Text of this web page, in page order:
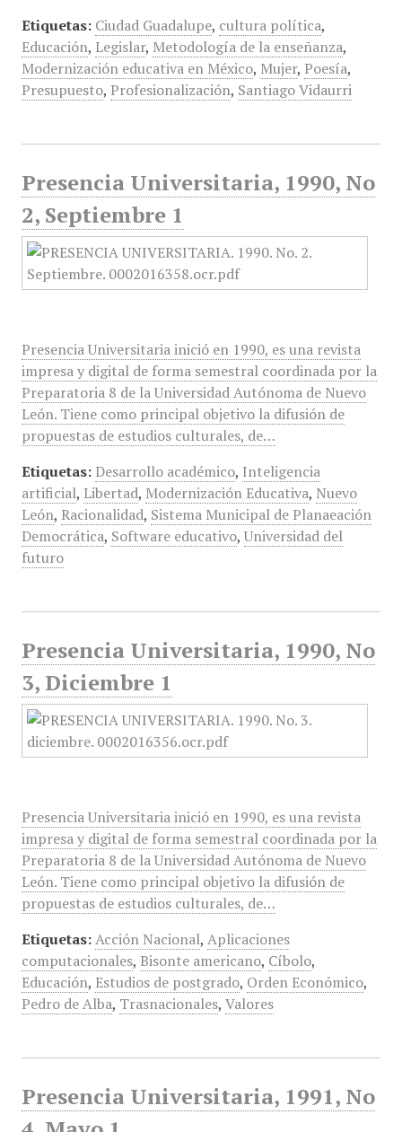
Etiquetas: Ciudad Guadalupe, cultura política,
Educación, Legislar, Metodología de la enseñanza,
Modernización educativa en México, Mujer, Poesía,
Presupuesto, Profesionalización, Santiago Vidaurri
Presencia Universitaria, 1990, No
2, Septiembre 1
Presencia Universitaria inició en 1990, es una revista
impresa y digital de forma semestral coordinada por la
Preparatoria 8 de la Universidad Autónoma de Nuevo
León. Tiene como principal objetivo la difusión de
propuestas de estudios culturales, de…
Etiquetas: Desarrollo académico, Inteligencia
artificial, Libertad, Modernización Educativa, Nuevo
León, Racionalidad, Sistema Municipal de Planaeación
Democrática, Software educativo, Universidad del
futuro
Presencia Universitaria, 1990, No
3, Diciembre 1
Presencia Universitaria inició en 1990, es una revista
impresa y digital de forma semestral coordinada por la
Preparatoria 8 de la Universidad Autónoma de Nuevo
León. Tiene como principal objetivo la difusión de
propuestas de estudios culturales, de…
Etiquetas: Acción Nacional, Aplicaciones
computacionales, Bisonte americano, Cíbolo,
Educación, Estudios de postgrado, Orden Económico,
Pedro de Alba, Trasnacionales, Valores
Presencia Universitaria, 1991, No